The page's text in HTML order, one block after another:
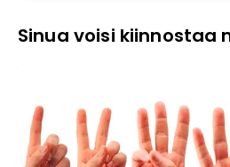
Sinua voisi kiinnostaa